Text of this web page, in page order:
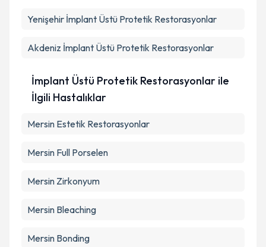
Metni'ni okudum ve kişisel verilerimin belirtilen
Yenişehir İmplant Üstü Protetik Restorasyonlar
Akdeniz İmplant Üstü Protetik Restorasyonlar
İmplant Üstü Protetik Restorasyonlar ile
İlgili Hastalıklar
Mersin Estetik Restorasyonlar
Mersin Full Porselen
Mersin Zirkonyum
Mersin Bleaching
Mersin Bonding